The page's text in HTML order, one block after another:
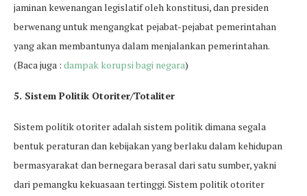
jaminan kewenangan legislatif oleh konstitusi, dan presiden
berwenang untuk mengangkat pejabat-pejabat pemerintahan
yang akan membantunya dalam menjalankan pemerintahan.
(Baca juga : dampak korupsi bagi negara)
5. Sistem Politik Otoriter/Totaliter
Sistem politik otoriter adalah sistem politik dimana segala
bentuk peraturan dan kebijakan yang berlaku dalam kehidupan
bermasyarakat dan bernegara berasal dari satu sumber, yakni
dari pemangku kekuasaan tertinggi. Sistem politik otoriter